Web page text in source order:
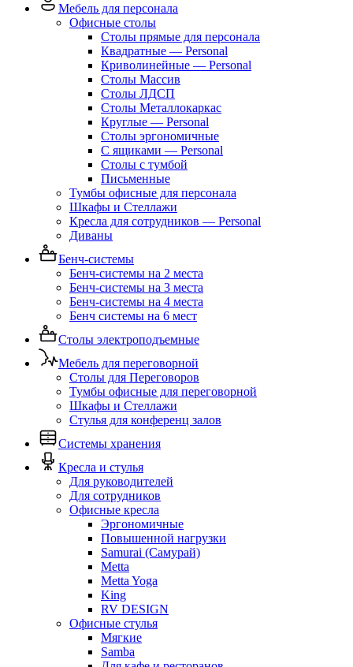
Мебель для персонала
Офисные столы
Столы прямые для персонала
Квадратные — Personal
Криволинейные — Personal
Столы Массив
Столы ЛДСП
Столы Металлокаркас
Круглые — Personal
Столы эргономичные
С ящиками — Personal
Столы с тумбой
Письменные
Тумбы офисные для персонала
Шкафы и Стеллажи
Кресла для сотрудников — Personal
Диваны
Бенч-системы
Бенч-системы на 2 места
Бенч-системы на 3 места
Бенч-системы на 4 места
Бенч системы на 6 мест
Столы электроподъемные
Мебель для переговорной
Столы для Переговоров
Тумбы офисные для переговорной
Шкафы и Стеллажи
Стулья для конференц залов
Системы хранения
Кресла и стулья
Для руководителей
Для сотрудников
Офисные кресла
Эргономичные
Повышенной нагрузки
Samurai (Самурай)
Metta
Metta Yoga
King
RV DESIGN
Офисные стулья
Мягкие
Samba